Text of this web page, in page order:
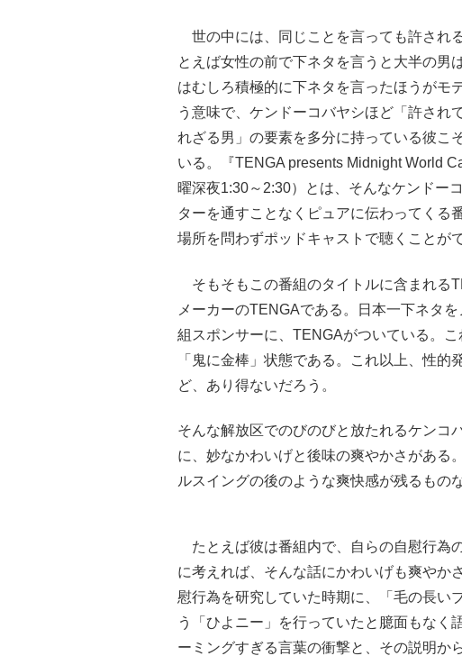
世の中には、同じことを言っても許され
とえば女性の前で下ネタを言うと大半の男
はむしろ積極的に下ネタを言ったほうがモ
う意味で、ケンドーコバヤシほど「許され
れざる男」の要素を多分に持っている彼こ
いる。『TENGA presents Midnight World
曜深夜1:30～2:30）とは、そんなケンドー
ターを通すことなくピュアに伝わってくる
場所を問わずポッドキャストで聴くことが
そもそもこの番組のタイトルに含まれる
メーカーのTENGAである。日本一下ネタ
組スポンサーに、TENGAがついている。
「鬼に金棒」状態である。これ以上、性
ど、あり得ないだろう。
そんな解放区でのびのびと放たれるケンコ
に、妙なかわいげと後味の爽やかさがある
ルスイングの後のような爽快感が残るもの
たとえば彼は番組内で、自らの自慰行為
に考えれば、そんな話にかわいげも爽やか
慰行為を研究していた時期に、「毛の長い
う「ひよニー」を行っていたと臆面もなく
ーミングすぎる言葉の衝撃と、その説明か